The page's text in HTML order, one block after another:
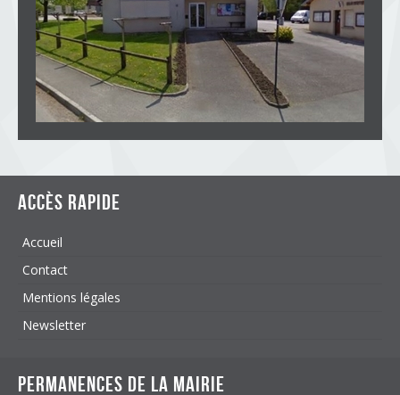
Accès rapide
Accueil
Contact
Mentions légales
Newsletter
Permanences de la mairie